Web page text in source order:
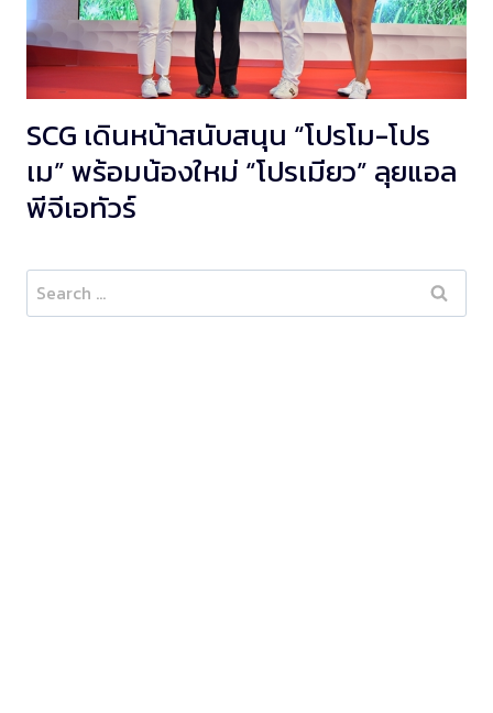
SCG เดินหน้าสนับสนุน “โปรโม-โปร
เม” พร้อมน้องใหม่ “โปรเมียว” ลุยแอล
พีจีเอทัวร์
Search
for: